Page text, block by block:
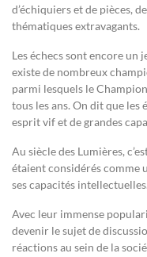
d’échiquiers et de pièces,
thématiques extravagants.
Les échecs sont encore un
existe de nombreux
parmi lesquels le
tous les ans. On dit que les
esprit vif et de grandes
Au siècle des Lumières,
étaient considérés
ses capacités intellectuelles.
Avec leur immense
devenir le sujet de
réactions au sein de la